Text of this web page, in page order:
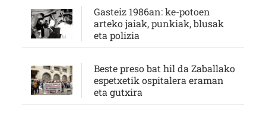
Gasteiz 1986an: ke-potoen
arteko jaiak, punkiak, blusak
eta polizia
Beste preso bat hil da Zaballako
espetxetik ospitalera eraman
eta gutxira